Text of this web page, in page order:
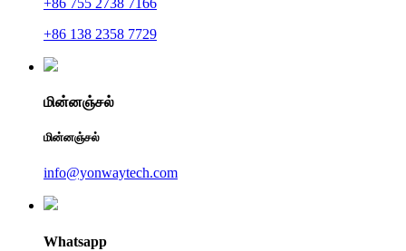
+86 138 2358 7729
மின்னஞ்சல்
மின்னஞ்சல்
info@yonwaytech.com
Whatsapp